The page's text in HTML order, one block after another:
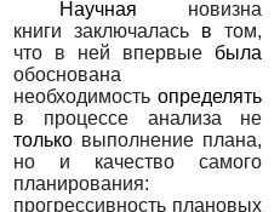
Научная новизна
книги заключалась втом,
что в ней впервые была
обоснована
необходимостьопределять
в процессе анализа не
только выполнение плана,
но и качество самого
планирования:
прогрессивность плановых